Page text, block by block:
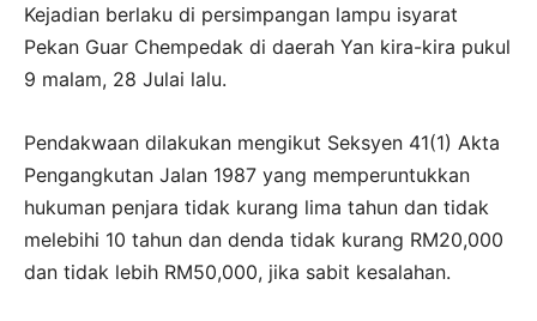
Kejadian berlaku di persimpangan lampu isyarat
Pekan Guar Chempedak di daerah Yan kira-kira pukul
9 malam, 28 Julai lalu.
Pendakwaan dilakukan mengikut Seksyen 41(1) Akta
Pengangkutan Jalan 1987 yang memperuntukkan
hukuman penjara tidak kurang lima tahun dan tidak
melebihi 10 tahun dan denda tidak kurang RM20,000
dan tidak lebih RM50,000, jika sabit kesalahan.